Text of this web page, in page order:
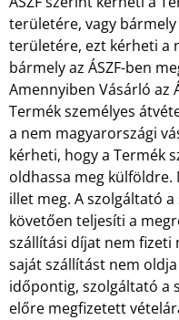
területére, vagy
területére, ezt kérheti a
bármely az ÁSZF-ben
Amennyiben Vásárló az
Termék személyes
a nem magyarországi
kérheti, hogy a Termék
oldhassa meg külföldre.
illet meg. A szolgáltató
követően teljesíti a
szállítási díjat nem fizeti
saját szállítást nem
időpontig, szolgáltató a
előre megfizetett